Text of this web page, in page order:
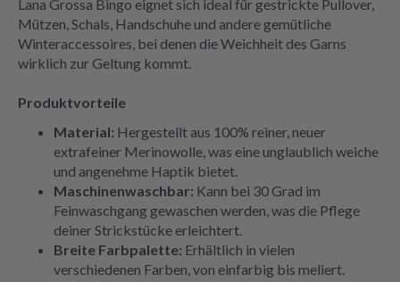
Lana Grossa Bingo eignet sich ideal für gestrickte Pullover,
Mützen, Schals, Handschuhe und andere gemütliche
Winteraccessoires, bei denen die Weichheit des Garns
wirklich zur Geltung kommt.
Produktvorteile
Material: Hergestellt aus 100% reiner, neuer
extrafeiner Merinowolle, was eine unglaublich weiche
und angenehme Haptik bietet.
Maschinenwaschbar: Kann bei 30 Grad im
Feinwaschgang gewaschen werden, was die Pflege
deiner Strickstücke erleichtert.
Breite Farbpalette: Erhältlich in vielen
verschiedenen Farben, von einfarbig bis meliert.